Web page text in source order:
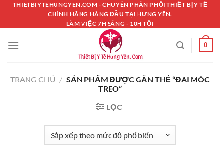
Chuyển
nội
dung
THIETBIYTEHUNGYEN.COM - CHUYÊN PHÂN PHỐI THIẾT BỊ Y TẾ
CHÍNH HÃNG HÀNG ĐẦU TẠI HƯNG YÊN.
LÀM VIỆC 7H SÁNG - 10H TỐI
0
TRANG CHỦ / SẢN PHẨM ĐƯỢC GẮN THẺ “ĐAI MÓC
TREO”
LỌC